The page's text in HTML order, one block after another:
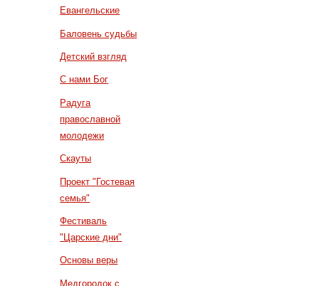
Евангельские
Баловень судьбы
Детский взгляд
С нами Бог
Радуга
православной
молодежи
Скауты
Проект "Гостевая
семья"
Фестиваль
"Царские дни"
Основы веры
Медгородок с